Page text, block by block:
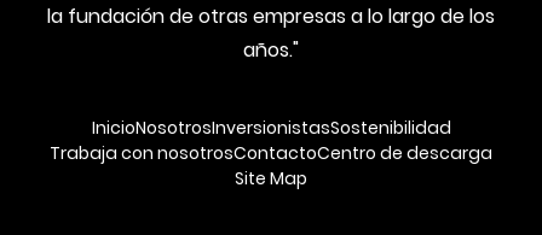
la fundación de otras empresas a lo largo de los
años."
InicioNosotrosInversionistasSostenibilidad
Trabaja con nosotrosContactoCentro de descarga
Site Map